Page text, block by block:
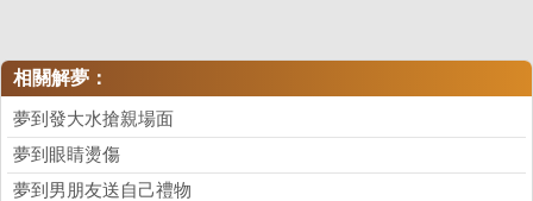
相關解夢：
夢到發大水搶親場面
夢到眼睛燙傷
夢到男朋友送自己禮物